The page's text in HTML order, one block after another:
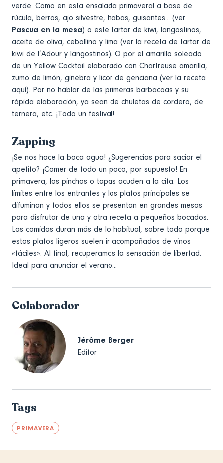
verde. Como en esta ensalada primaveral a base de
rúcula, berros, ajo silvestre, habas, guisantes... (ver
Pascua en la mesa) o este tartar de kiwi, langostinos,
aceite de oliva, cebollino y lima (ver la receta de tartar de
kiwi de l’Adour y langostinos). O por el amarillo soleado
de un Yellow Cocktail elaborado con Chartreuse amarilla,
zumo de limón, ginebra y licor de genciana (ver la receta
aquí). Por no hablar de las primeras barbacoas y su
rápida elaboración, ya sean de chuletas de cordero, de
ternera, etc. ¡Todo un festival!
Zapping
¡Se nos hace la boca agua! ¿Sugerencias para saciar el
apetito? ¡Comer de todo un poco, por supuesto! En
primavera, los pinchos o tapas acuden a la cita. Los
límites entre los entrantes y los platos principales se
difuminan y todos ellos se presentan en grandes mesas
para disfrutar de una y otra receta a pequeños bocados.
Las comidas duran más de lo habitual, sobre todo porque
estos platos ligeros suelen ir acompañados de vinos
«fáciles». Al final, recuperamos la sensación de libertad.
Ideal para anunciar el verano...
Colaborador
Jérôme Berger
Editor
Tags
PRIMAVERA